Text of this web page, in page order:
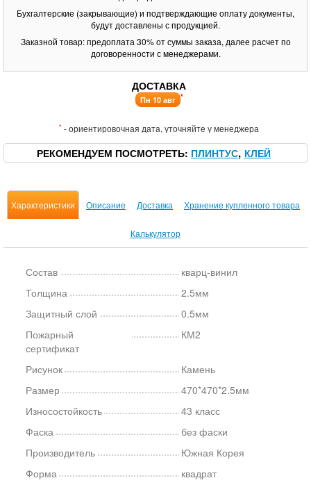
Бухгалтерские (закрывающие) и подтверждающие оплату документы,
будут доставлены с продукцией.
Заказной товар: предоплата 30% от суммы заказа, далее расчет по
договоренности с менеджерами.
ДОСТАВКА
Пн 10 авг *
* - ориентировочная дата, уточняйте у менеджера
РЕКОМЕНДУЕМ ПОСМОТРЕТЬ ПЛИНТУС КЛЕЙ
Характеристики Описание Доставка Хранение купленного товара
Калькулятор
Состав
кварц-винил
Толщина
2.5мм
Защитный слой
0.5мм
Пожарный
сертификат
КМ2
Рисунок
Камень
Размер
470*470*2.5мм
Износостойкость
43 класс
Фаска
без фаски
Производитель
Южная Корея
Форма
квадрат